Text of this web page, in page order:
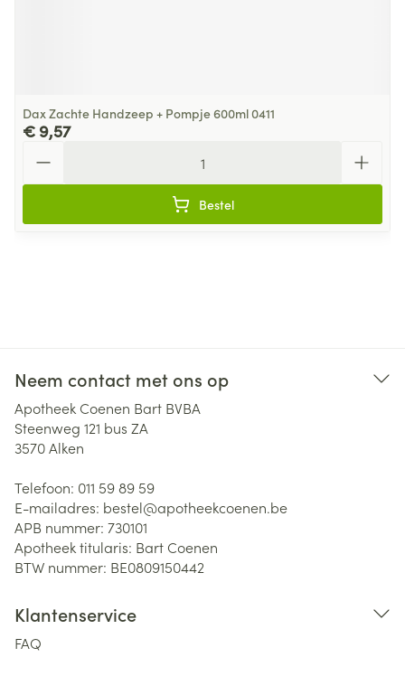
Dax Zachte Handzeep + Pompje 600ml 0411
€ 9,57
Bestel
Neem contact met ons op
Apotheek Coenen Bart BVBA
Steenweg 121 bus ZA
3570Alken
Telefoon: 011 59 89 59
E-mailadres: bestel@apotheekcoenen.be
APB nummer: 730101
Apotheek titularis: Bart Coenen
BTW nummer: BE0809150442
Klantenservice
FAQ